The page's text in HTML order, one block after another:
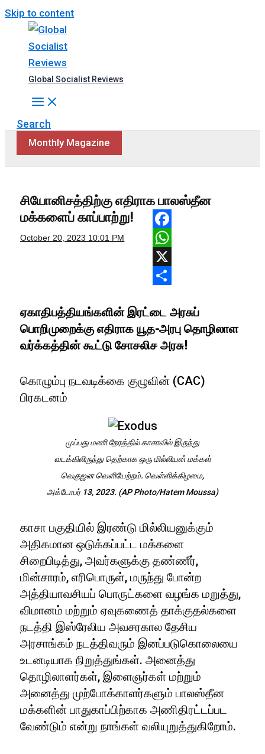
Skip to content
Global Socialist Reviews
Search
Monthly Magazine
சியோனிசத்திற்கு எதிராக பாலஸ்தீன
மக்களைப் காப்பாற்று!
October 20, 2023 10:01 PM
Facebook
WhatsApp
X
ஏகாதிபத்தியங்களின் இரட்டை அரசுப்
பொறிமுறைக்கு எதிராக யூத-அரபு தொழிலாள
வர்க்கத்தின் கூட்டு சோசலிச அரசு!
கொழும்பு நடவடிக்கை குழுவின் (CAC)
பிரகடனம்
முப்பது மணி நேரத்தில் காசாவில் இருந்து
வடக்கிலிருந்து தெற்காக ஒரு மில்லியன் மக்கள்
வெகுஜன வெளியேற்றம். வெள்ளிக்கிழமை,
அக்டோபர் 13, 2023. (AP Photo/Hatem Moussa)
காசா பகுதியில் இரண்டு மில்லியனுக்கும்
அதிகமான ஒடுக்கப்பட்ட மக்களை
சிறைபிடித்து, அவர்களுக்கு தண்ணீர்,
மின்சாரம், எரிபொருள், மருந்து போன்ற
அத்தியாவசியப் பொருட்களை வழங்க மறுத்து,
விமானம் மற்றும் ஏவுகணைத் தாக்குதல்களை
நடத்தி இஸ்ரேலிய அவசரகால தேசிய
அரசாங்கம் நடத்திவரும் இனப்படுகொலையை
உடனடியாக நிறுத்துங்கள். அனைத்து
தொழிலாளர்கள், இளைஞர்கள் மற்றும்
அனைத்து முற்போக்காளர்களும் பாலஸ்தீன
மக்களின் பாதுகாப்பிற்காக அணிதிரட்டப்பட
வேண்டும் என்று நாங்கள் வலியுறுத்துகிறோம்.